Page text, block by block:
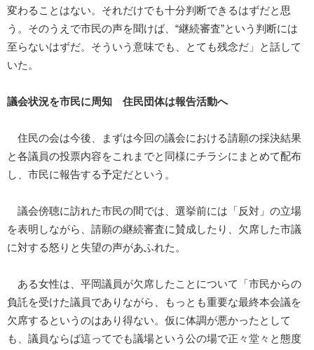
変わることはない。それだけでも十分判断できるはずだと思
う。そのうえで市民の声を聞けば、“継続審査”という判断には
至らないはずだ。そういう意味でも、とても残念だ」と話して
いた。
議会状況を市民に周知 住民団体は報告活動へ
住民の会は今後、まずは今回の議会における請願の採決結果
と各議員の投票内容をこれまでと同様にチラシにまとめて配布
し、市民に報告する予定だという。
議会傍聴に訪れた市民の間では、選挙前には「反対」の立場
を表明しながら、請願の継続審査に賛成したり、欠席した市議
に対する怒りと失望の声があふれた。
ある女性は、平岡議員が欠席したことについて「市民からの
負託を受けた議員でありながら、もっとも重要な最終本会議を
欠席するというのはあり得ない。仮に体調が悪かったとして
も、議員ならば這ってでも議場という公の場で正々堂々と態度